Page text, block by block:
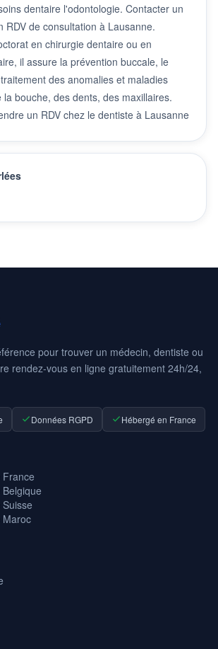
dentaire l'odontologie. Contacter un
RDV de consultation à Lausanne.
en chirurgie dentaire ou en
il assure la prévention buccale, le
des anomalies et maladies
la bouche, des dents, des maxillaires.
un RDV chez le dentiste à Lausanne
pour trouver un médecin, dentiste ou
rendez-vous en ligne gratuitement 24h/24,
Données RGPD Hébergé en France